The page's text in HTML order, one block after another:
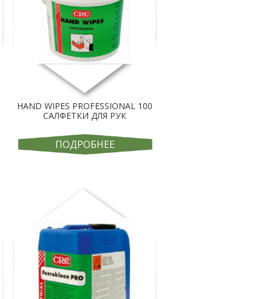
HAND WIPES PROFESSIONAL 100
САЛФЕТКИ ДЛЯ РУК
ПОДРОБНЕЕ